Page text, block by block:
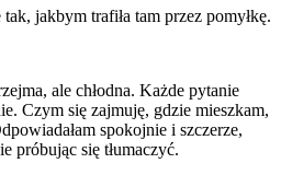
jakbym trafiła tam przez pomyłkę.
ale chłodna. Każde pytanie
Czym się zajmuję, gdzie mieszkam,
spokojnie i szczerze,
próbując się tłumaczyć.